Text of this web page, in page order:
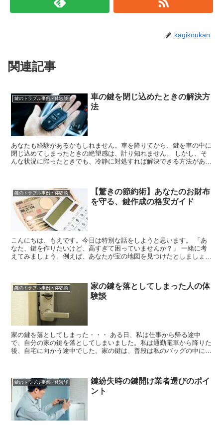
kagikoukan
関連記事
鍵のトラブル事例・体験談
車の鍵を閉じ込めたときの解決方
法
あなたも経験があるかもしれません。車を降りてから、鍵を車の中に
閉じ込めてしまったときの絶望感は、計り知れません。 しかし、そ
んな状況に陥ったときでも、冷静に対処すれば解決できる方法があり
鍵のトラブル事例・体験談
【驚きの節約術】あなたのお財布
を守る、鍵作成の格安ガイド
こんにちは、もえです。今日は特別な話をしようと思います。 「あ
なた、鍵を作りたいけど、高すぎて困っていませんか？」 一緒に考
えてみましょう。例えば、あなたが宝の地図を見つけたとしましょ
鍵のトラブル事例・体験談
家の鍵を落としてしまった人の体
験談
家の鍵を落としてしまった・・・ ある日、私は仕事から帰る途中
で、自分の家の鍵を落としてしまいました。私は通勤電車から降りた
後、自宅に向かう途中でした。家の鍵は、普段は私のバッグの中に入
鍵のトラブル事例・体験談
鍵紛失時の鍵開け業者選びのポイ
ント